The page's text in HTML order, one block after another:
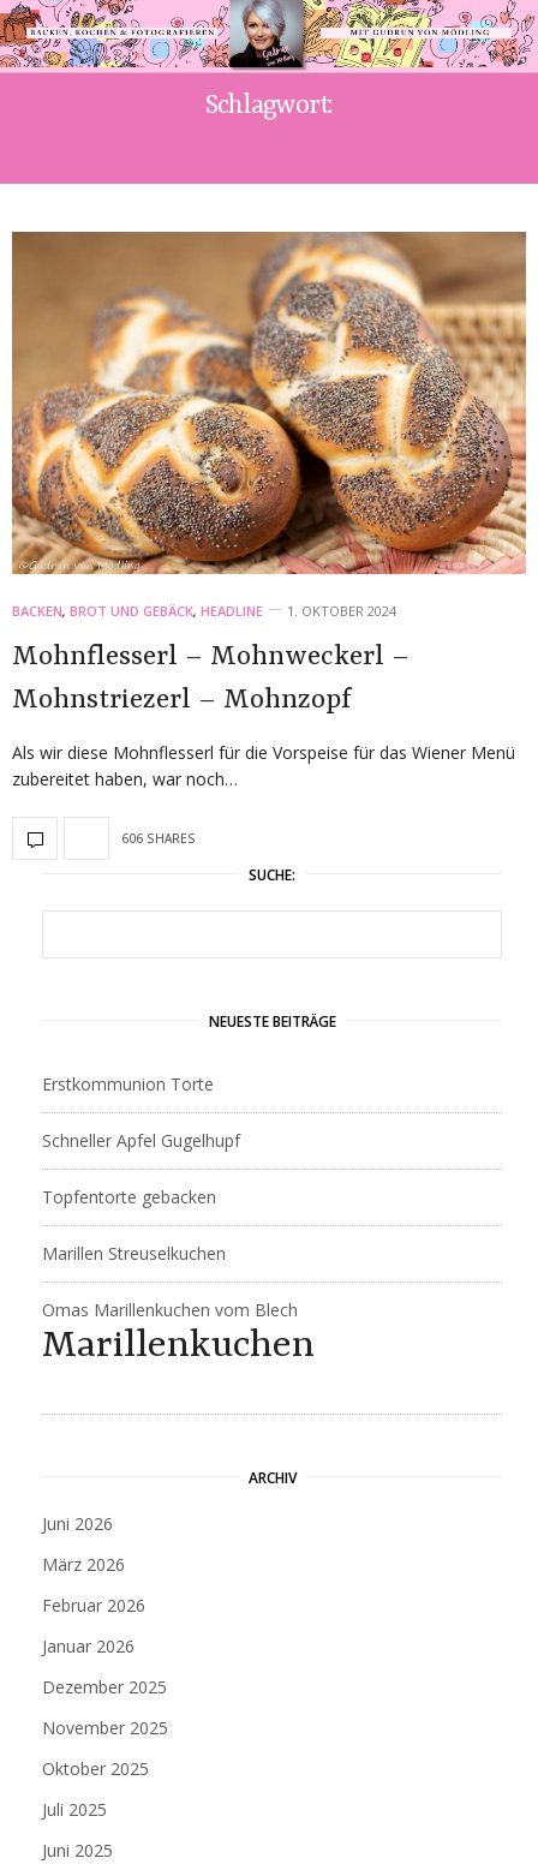
Schlagwort:
BACKEN, BROT UND GEBÄCK, HEADLINE 1. OKTOBER 2024
Mohnflesserl – Mohnweckerl –
Mohnstriezerl – Mohnzopf
Als wir diese Mohnflesserl für die Vorspeise für das Wiener Menü
zubereitet haben, war noch…
606 SHARES
SUCHE:
NEUESTE BEITRÄGE
Erstkommunion Torte
Schneller Apfel Gugelhupf
Topfentorte gebacken
Marillen Streuselkuchen
Omas Marillenkuchen vom Blech
Marillenkuchen
ARCHIV
Juni 2026
März 2026
Februar 2026
Januar 2026
Dezember 2025
November 2025
Oktober 2025
Juli 2025
Juni 2025